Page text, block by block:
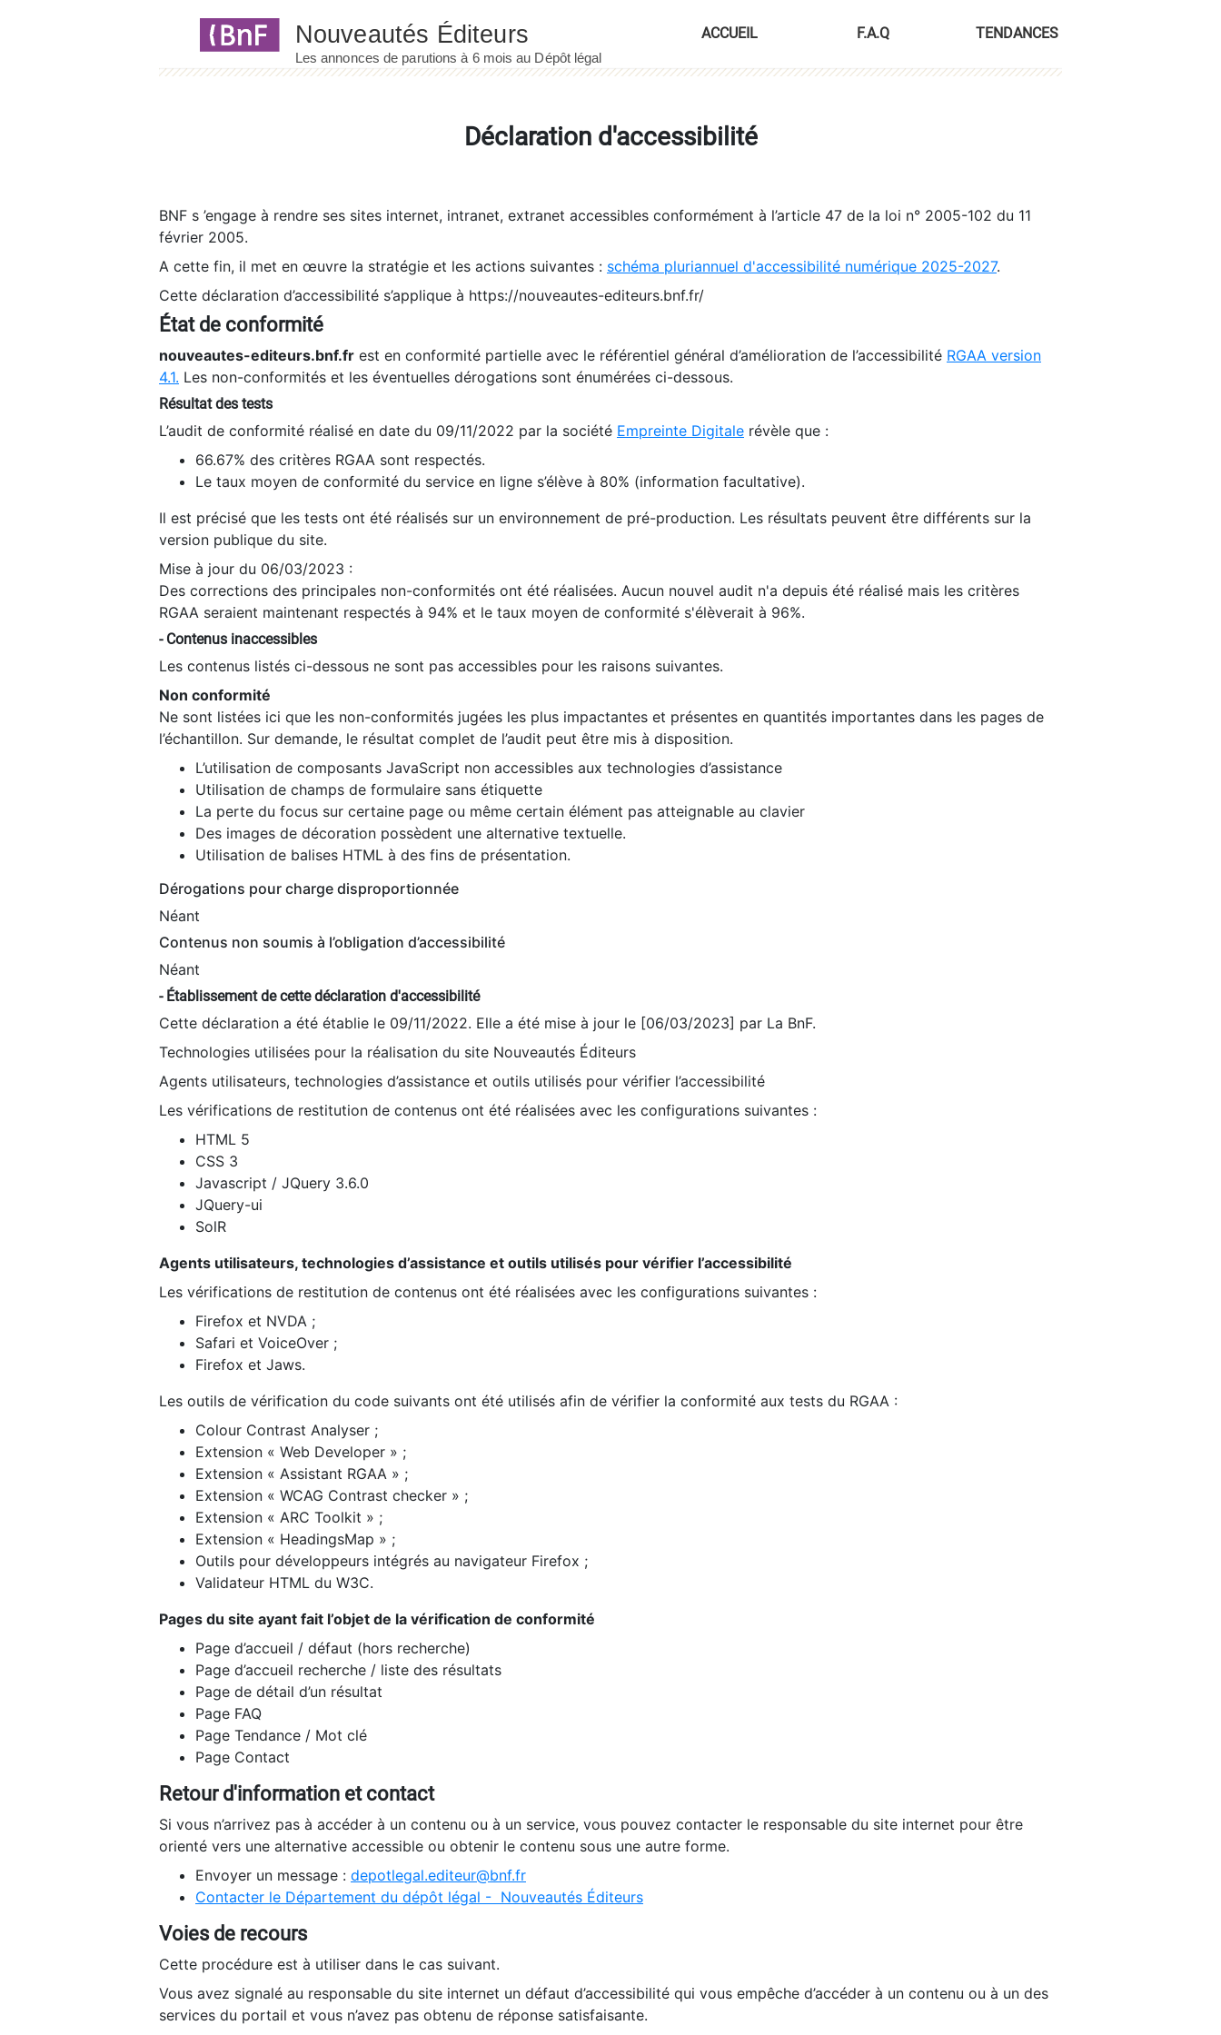
ACCUEIL F.A.Q TENDANCES
Déclaration d'accessibilité
BNF s ’engage à rendre ses sites internet, intranet, extranet accessibles conformément à l’article 47 de la loi n° 2005-102 du 11
février 2005.
A cette fin, il met en œuvre la stratégie et les actions suivantes : schéma pluriannuel d'accessibilité numérique 2025-2027.
Cette déclaration d’accessibilité s’applique à https://nouveautes-editeurs.bnf.fr/
État de conformité
nouveautes-editeurs.bnf.fr est en conformité partielle avec le référentiel général d’amélioration de l’accessibilité RGAA version
4.1. Les non-conformités et les éventuelles dérogations sont énumérées ci-dessous.
Résultat des tests
L’audit de conformité réalisé en date du 09/11/2022 par la société Empreinte Digitale révèle que :
66.67% des critères RGAA sont respectés.
Le taux moyen de conformité du service en ligne s’élève à 80% (information facultative).
Il est précisé que les tests ont été réalisés sur un environnement de pré-production. Les résultats peuvent être différents sur la
version publique du site.
Mise à jour du 06/03/2023 :
Des corrections des principales non-conformités ont été réalisées. Aucun nouvel audit n'a depuis été réalisé mais les critères
RGAA seraient maintenant respectés à 94% et le taux moyen de conformité s'élèverait à 96%.
- Contenus inaccessibles
Les contenus listés ci-dessous ne sont pas accessibles pour les raisons suivantes.
Non conformité
Ne sont listées ici que les non-conformités jugées les plus impactantes et présentes en quantités importantes dans les pages de
l’échantillon. Sur demande, le résultat complet de l’audit peut être mis à disposition.
L’utilisation de composants JavaScript non accessibles aux technologies d’assistance
Utilisation de champs de formulaire sans étiquette
La perte du focus sur certaine page ou même certain élément pas atteignable au clavier
Des images de décoration possèdent une alternative textuelle.
Utilisation de balises HTML à des fins de présentation.
Dérogations pour charge disproportionnée
Néant
Contenus non soumis à l’obligation d’accessibilité
Néant
- Établissement de cette déclaration d'accessibilité
Cette déclaration a été établie le 09/11/2022. Elle a été mise à jour le [06/03/2023] par La BnF.
Technologies utilisées pour la réalisation du site Nouveautés Éditeurs
Agents utilisateurs, technologies d’assistance et outils utilisés pour vérifier l’accessibilité
Les vérifications de restitution de contenus ont été réalisées avec les configurations suivantes :
HTML 5
CSS 3
Javascript / JQuery 3.6.0
JQuery-ui
SolR
Agents utilisateurs, technologies d’assistance et outils utilisés pour vérifier l’accessibilité
Les vérifications de restitution de contenus ont été réalisées avec les configurations suivantes :
Firefox et NVDA ;
Safari et VoiceOver ;
Firefox et Jaws.
Les outils de vérification du code suivants ont été utilisés afin de vérifier la conformité aux tests du RGAA :
Colour Contrast Analyser ;
Extension « Web Developer » ;
Extension « Assistant RGAA » ;
Extension « WCAG Contrast checker » ;
Extension « ARC Toolkit » ;
Extension « HeadingsMap » ;
Outils pour développeurs intégrés au navigateur Firefox ;
Validateur HTML du W3C.
Pages du site ayant fait l’objet de la vérification de conformité
Page d’accueil / défaut (hors recherche)
Page d’accueil recherche / liste des résultats
Page de détail d’un résultat
Page FAQ
Page Tendance / Mot clé
Page Contact
Retour d'information et contact
Si vous n’arrivez pas à accéder à un contenu ou à un service, vous pouvez contacter le responsable du site internet pour être
orienté vers une alternative accessible ou obtenir le contenu sous une autre forme.
Envoyer un message : depotlegal.editeur@bnf.fr
Contacter le Département du dépôt légal - Nouveautés Éditeurs
Voies de recours
Cette procédure est à utiliser dans le cas suivant.
Vous avez signalé au responsable du site internet un défaut d’accessibilité qui vous empêche d’accéder à un contenu ou à un des
services du portail et vous n’avez pas obtenu de réponse satisfaisante.